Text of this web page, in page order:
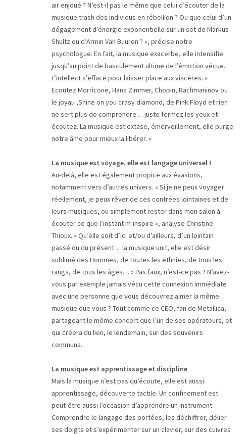
air enjoué ? N’est-il pas le même que celui d’écouter de la
musique trash des individus en rébellion ? Ou que celui d’un
dégagement d’énergie exponentielle sur un set de Markus
Shultz ou d’Armin Van Buuren ? », précise notre
psychologue. En fait, la musique exacerbe, elle intensifie
jusqu’au point de basculement ultime de l’émotion vécue.
L’intellect s’efface pour laisser place aux viscères. «
Ecoutez Morricone, Hans Zimmer, Chopin, Rachmaninov ou
le joyau ,Shine on you crasy diamond, de Pink Floyd et rien
ne sert plus de comprendre… juste fermez les yeux et
écoutez. La musique est extase, émerveillement, elle purge
notre âme pour mieux la libérer. »
La musique est voyage, elle est langage universel !
Au-delà, elle est également propice aux évasions,
notamment vers d’autres univers. « Si je ne peux voyager
réellement, je peux rêver de ces contrées lointaines et de
leurs musiques, ou simplement rester dans mon salon à
écouter ce que l’instant m’inspire », analyse Christine
Thioux. « Qu’elle soit d’ici et/ou d’ailleurs, d’un lointain
passé ou du présent… la musique unit, elle est désir
sublimé des Hommes, de toutes les ethnies, de tous les
rangs, de tous les âges… » Pas faux, n’est-ce pas ? N’avez-
vous par exemple jamais vécu cette connexion immédiate
avec une personne que vous découvrez aimer la même
musique que vous ? Tout comme ce CEO, fan de Metallica,
partageant le même concert que l’un de ses opérateurs, et
qui créera du lien, le lendemain, sur des souvenirs
communs.
La musique est apprentissage et discipline
Mais la musique n’est pas qu’écoute, elle est aussi
apprentissage, découverte tactile. Un confinement est
peut-être aussi l’occasion d’apprendre un instrument.
Comprendre le langage des portées, les déchiffrer, délier
ses doigts et s’expérimenter sur un clavier, sur des cuivres